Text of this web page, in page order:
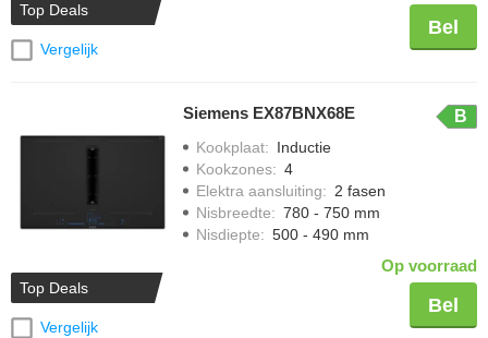
Top Deals
Vergelijk
Bel
Top Deals
Vergelijk
Siemens EX87BNX68E B
Kookplaat: Inductie
Kookzones: 4
Elektra aansluiting: 2 fasen
Nisbreedte: 780 - 750 mm
Nisdiepte: 500 - 490 mm
Op voorraad
Bel